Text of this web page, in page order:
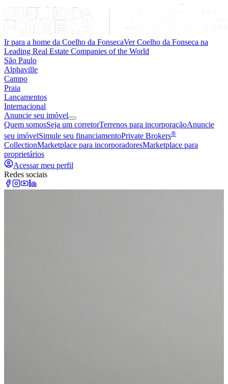
Ir para a home da Coelho da FonsecaVer Coelho da Fonseca na
Leading Real Estate Companies of the World
São Paulo
Alphaville
Campo
Praia
Lançamentos
Internacional
Anuncie seu imóvel
Quem somosSeja um corretorTerrenos para incorporaçãoAnuncie
seu imóvelSimule seu financiamentoPrivate Brokers®
CollectionMarketplace para incorporadoresMarketplace para
proprietários
Acessar meu perfil
Redes sociais